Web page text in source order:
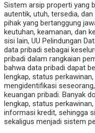
Sistem arsip properti yang
autentik, utuh, tersedia,
pihak yang bertanggung
keutuhan, keamanan, dan
sisi lain, UU Pelindungan
data pribadi sebagai
pribadi dalam rangkaian
bahwa data pribadi dapat
lengkap, status
mengidentifikasi
keuangan pribadi. Banyak
lengkap, status
informasi kredit, sehingga
sekaligus menjadi sistem